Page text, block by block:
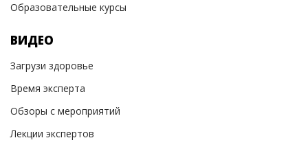
Образовательные курсы
ВИДЕО
Загрузи здоровье
Время эксперта
Обзоры с мероприятий
Лекции экспертов